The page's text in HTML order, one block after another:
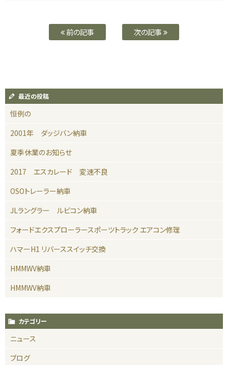
前の記事 次の記事
最近の投稿
恒例の
2001年 ダッジバン納車
夏季休業のお知らせ
2017 エスカレード 変速不良
OSOトレーラー納車
JLラングラー ルビコン納車
フォードエクスプローラースポーツトラック エアコン修理
ハマーH1 リバーススイッチ交換
HMMWV納車
HMMWV納車
カテゴリー
ニュース
ブログ